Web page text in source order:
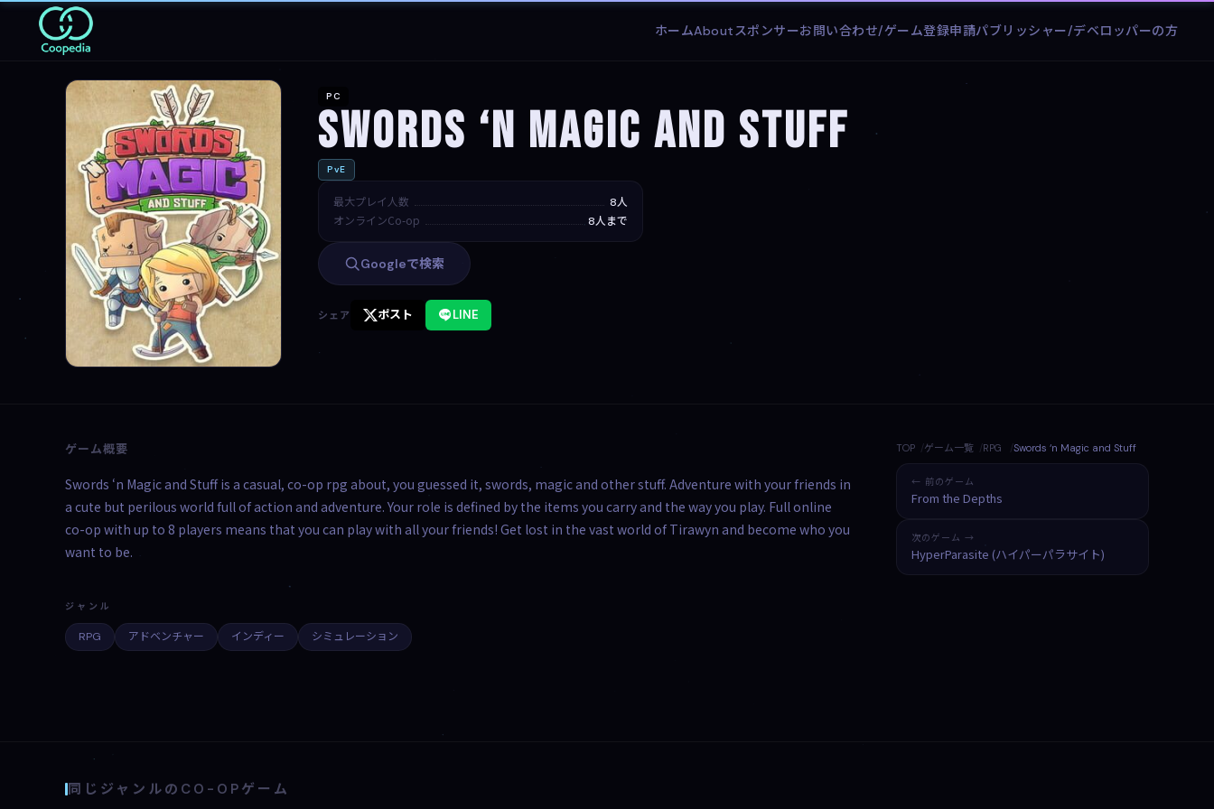
ホームAboutスポンサーお問い合わせ/ゲーム登録申請パブリッシャー/デベロッパーの方
PC
Swords ‘n Magic and Stuff
PvE
最大プレイ人数 8人
オンラインCo-op 8人まで
Googleで検索
シェア ポスト LINE
ゲーム概要
Swords ‘n Magic and Stuff is a casual, co-op rpg about, you guessed it, swords, magic and other stuff. Adventure with your friends in
a cute but perilous world full of action and adventure. Your role is defined by the items you carry and the way you play. Full online
co-op with up to 8 players means that you can play with all your friends! Get lost in the vast world of Tirawyn and become who you
want to be.
ジャンル
RPG アドベンチャー インディー シミュレーション
TOP ゲーム一覧 RPG Swords ‘n Magic and Stuff
← 前のゲーム
From the Depths
次のゲーム →
HyperParasite (ハイパーパラサイト)
同じジャンルのCO-OPゲーム